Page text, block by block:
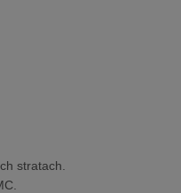
stratach.